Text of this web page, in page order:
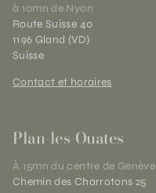
à 10mn de Nyon
Route Suisse 40
1196 Gland (VD)
Suisse
Contact et horaires
Plan-les-Ouates
À 15mn du centre de Genève
Chemin des Charrotons 25